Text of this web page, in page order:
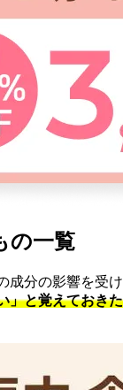
の一覧
成分の影響を受け
」と覚えておきた